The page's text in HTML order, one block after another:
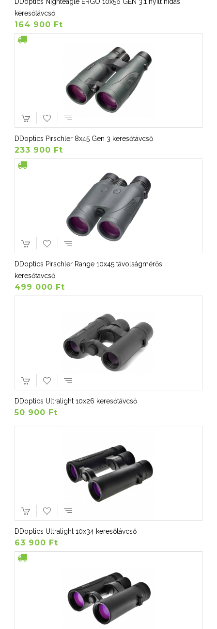
keresőtávcső
164 900 Ft
DDoptics Pirschler 8x45 Gen 3 keresőtávcső
233 900 Ft
DDoptics Pirschler Range 10x45 távolságmérős
keresőtávcső
499 000 Ft
DDoptics Ultralight 10x26 keresőtávcső
50 900 Ft
DDoptics Ultralight 10x34 keresőtávcső
63 900 Ft